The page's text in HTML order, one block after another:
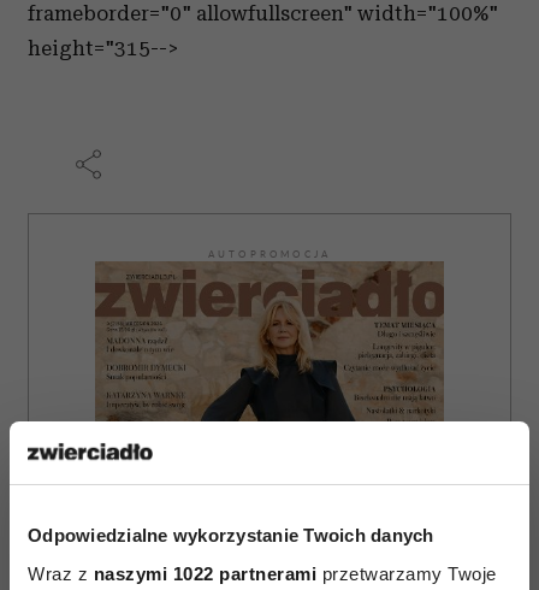
Odpowiedzialne wykorzystanie Twoich danych
Wraz z naszymi 1022 partnerami przetwarzamy Twoje
frameborder="0" allowfullscreen" width="100%"
height="315-->
AUTOPROMOCJA